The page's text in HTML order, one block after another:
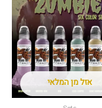
אזל מן המלאי